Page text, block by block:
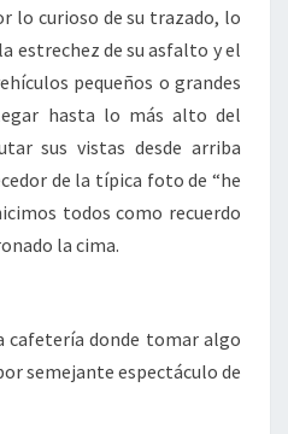
lo curioso de su trazado, lo
estrechez de su asfalto y el
pequeños o grandes
hasta lo más alto del
sus vistas desde arriba
de la típica foto de “he
todos como recuerdo
la cima.
cafetería donde tomar algo
semejante espectáculo de